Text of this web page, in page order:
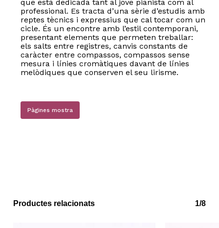
que està dedicada tant al jove pianista com al
professional. Es tracta d’una sèrie d’estudis amb
reptes tècnics i expressius que cal tocar com un
cicle. És un encontre amb l’estil contemporani,
presentant elements que permeten treballar:
els salts entre registres, canvis constants de
caràcter entre compassos, compassos sense
mesura i línies cromàtiques davant de línies
melòdiques que conserven el seu lirisme.
Pàgines mostra
Productes relacionats 1/8